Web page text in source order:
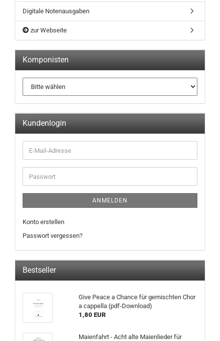
Digitale Notenausgaben
zur Webseite
Komponisten
Kundenlogin
ANMELDEN
Konto erstellen
Passwort vergessen?
Bestseller
Give Peace a Chance für gemischten Chor
a cappella (pdf-Download)
1,80 EUR
Maienfahrt - Acht alte Maienlieder für